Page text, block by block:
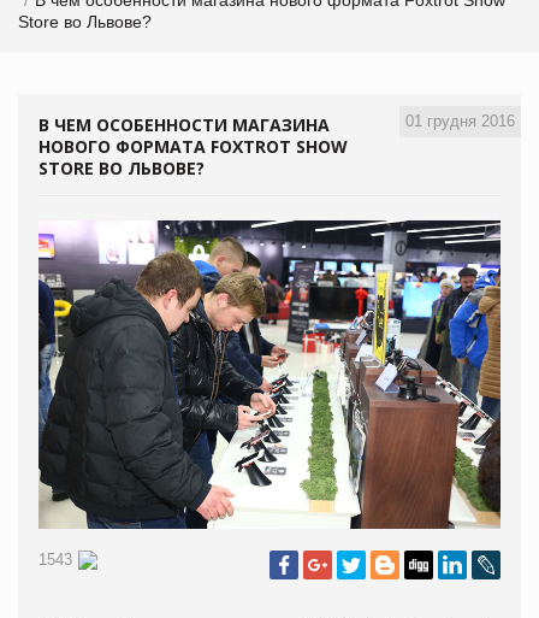
Store во Львове?
01 грудня 2016
В ЧЕМ ОСОБЕННОСТИ МАГАЗИНА
НОВОГО ФОРМАТА FOXTROT SHOW
STORE ВО ЛЬВОВЕ?
1543